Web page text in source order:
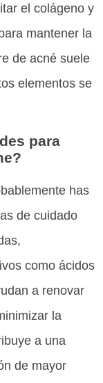
el colágeno y
mantener la
de acné suele
elementos se
para
has
de cuidado
como ácidos
a renovar
la
a una
de mayor